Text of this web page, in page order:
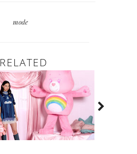
mode
RELATED